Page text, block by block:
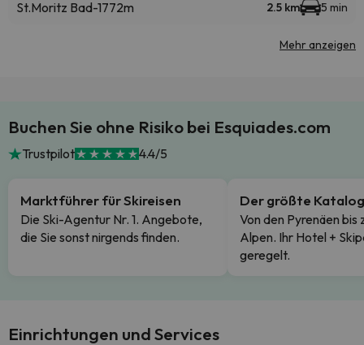
St.Moritz Bad-1772m 2.5 km 5 min
Mehr anzeigen
Buchen Sie ohne Risiko bei Esquiades.com
Trustpilot 4.4/5
Marktführer für Skireisen
Die Ski-Agentur Nr. 1. Angebote,
die Sie sonst nirgends finden.
Der größte Katalog
Von den Pyrenäen bis
Alpen. Ihr Hotel +
geregelt.
Einrichtungen und Services